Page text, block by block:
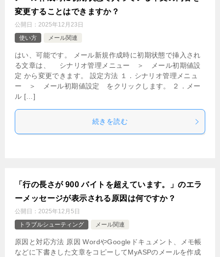
変更することはできますか？
公開日： 2025年12月23日
使い方
メール関連
はい、可能です。 メール新規作成時に初期状態で挿入され
る文章は、 シナリオ管理メニュー ＞ メール初期値設
定 から変更できます。 設定方法 １．シナリオ管理メニュ
ー ＞ メール初期値設定 をクリックします。 ２．メー
ル […]
続きを読む
「行の長さが 900 バイトを超えています。」のエラ
ーメッセージが表示される原因は何ですか？
公開日： 2025年12月5日
トラブルシューティング
メール関連
原因と対応方法 原因 WordやGoogleドキュメント、メモ帳
などに下書きした文章をコピーしてMyASPのメールを作成